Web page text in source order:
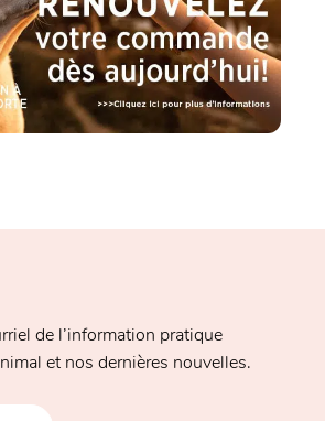
de l’information pratique
et nos dernières nouvelles.